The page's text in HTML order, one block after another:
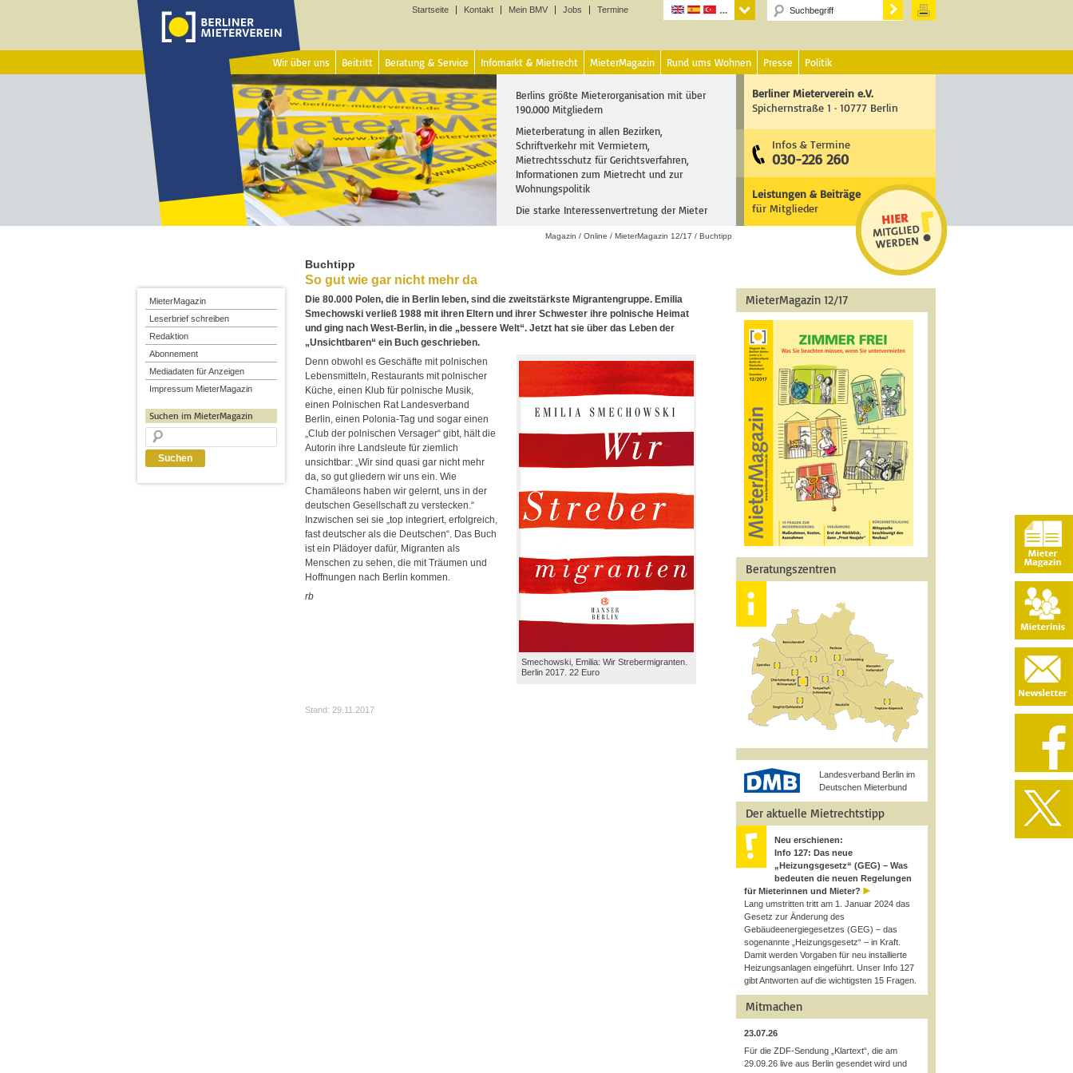
Startseite Kontakt Mein BMV Jobs Termine
Wir über uns Beitritt Beratung & Service Infomarkt & Mietrecht MieterMagazin Rund ums Wohnen Presse Politik
Berlins größte Mieterorganisation mit über
190.000 Mitgliedern
Mieterberatung in allen Bezirken,
Schriftverkehr mit Vermietern,
Mietrechtsschutz für Gerichtsverfahren,
Informationen zum Mietrecht und zur
Wohnungspolitik
Die starke Interessenvertretung der Mieter
Berliner Mieterverein e.V.
Spichernstraße 1 · 10777 Berlin
Infos & Termine
030-226 260
Leistungen & Beiträge
für Mitglieder
Magazin / Online / MieterMagazin 12/17 / Buchtipp
Buchtipp
So gut wie gar nicht mehr da
Die 80.000 Polen, die in Berlin leben, sind die zweitstärkste Migrantengruppe. Emilia
Smechowski verließ 1988 mit ihren Eltern und ihrer Schwester ihre polnische Heimat
und ging nach West-Berlin, in die „bessere Welt“. Jetzt hat sie über das Leben der
„Unsichtbaren“ ein Buch geschrieben.
Smechowski, Emilia: Wir Strebermigranten.
Berlin 2017. 22 Euro
Denn obwohl es Geschäfte mit polnischen
Lebensmitteln, Restaurants mit polnischer
Küche, einen Klub für polnische Musik,
einen Polnischen Rat Landesverband
Berlin, einen Polonia-Tag und sogar einen
„Club der polnischen Versager“ gibt, hält die
Autorin ihre Landsleute für ziemlich
unsichtbar: „Wir sind quasi gar nicht mehr
da, so gut gliedern wir uns ein. Wie
Chamäleons haben wir gelernt, uns in der
deutschen Gesellschaft zu verstecken.“
Inzwischen sei sie „top integriert, erfolgreich,
fast deutscher als die Deutschen“. Das Buch
ist ein Plädoyer dafür, Migranten als
Menschen zu sehen, die mit Träumen und
Hoffnungen nach Berlin kommen.
rb
Stand: 29.11.2017
MieterMagazin 12/17
Beratungszentren
Landesverband Berlin im
Deutschen Mieterbund
Der aktuelle Mietrechtstipp
Neu erschienen:
Info 127: Das neue
„Heizungsgesetz“ (GEG) – Was
bedeuten die neuen Regelungen
für Mieterinnen und Mieter?
Lang umstritten tritt am 1. Januar 2024 das
Gesetz zur Änderung des
Gebäudeenergiegesetzes (GEG) – das
sogenannte „Heizungsgesetz“ – in Kraft.
Damit werden Vorgaben für neu installierte
Heizungsanlagen eingeführt. Unser Info 127
gibt Antworten auf die wichtigsten 15 Fragen.
Mitmachen
23.07.26
Für die ZDF-Sendung „Klartext“, die am
29.09.26 live aus Berlin gesendet wird und
MieterMagazin
Leserbrief schreiben
Redaktion
Abonnement
Mediadaten für Anzeigen
Impressum MieterMagazin
Suchen im MieterMagazin